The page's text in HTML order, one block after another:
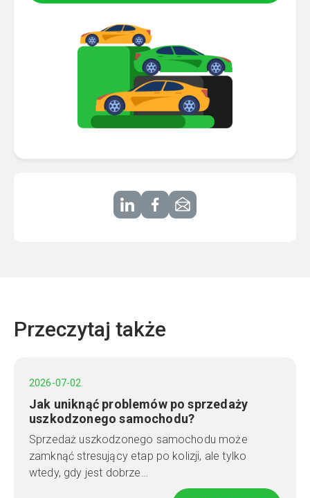
Przeczytaj także
2026-07-02
Jak uniknąć problemów po sprzedaży
uszkodzonego samochodu?
Sprzedaż uszkodzonego samochodu może
zamknąć stresujący etap po kolizji, ale tylko
wtedy, gdy jest dobrze…